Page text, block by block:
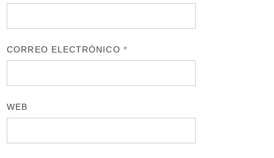
CORREO ELECTRÓNICO *
WEB